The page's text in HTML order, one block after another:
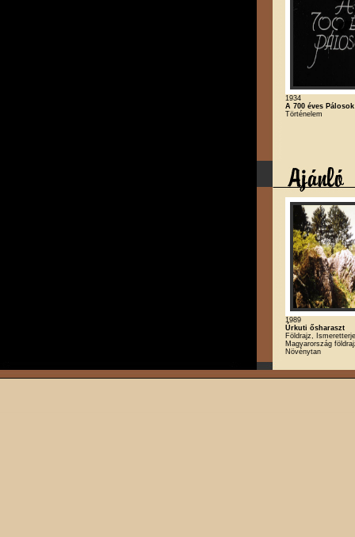
1934
A 700 éves Pálosok
Történelem
1989
Úrkuti ősharaszt
Földrajz,
Magyarország
Növénytan